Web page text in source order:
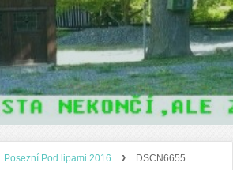
Posezní Pod lipami 2016 › DSCN6655